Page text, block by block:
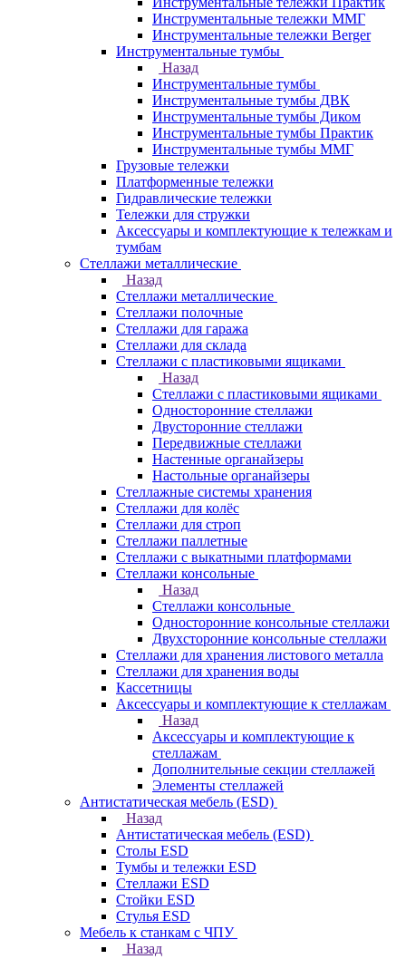
Инструментальные тележки ММГ
Инструментальные тележки Berger
Инструментальные тумбы
Назад
Инструментальные тумбы
Инструментальные тумбы ДВК
Инструментальные тумбы Диком
Инструментальные тумбы Практик
Инструментальные тумбы ММГ
Грузовые тележки
Платформенные тележки
Гидравлические тележки
Тележки для стружки
Аксесcуары и комплектующие к тележкам и
тумбам
Стеллажи металлические
Назад
Стеллажи металлические
Стеллажи полочные
Стеллажи для гаража
Стеллажи для склада
Стеллажи с пластиковыми ящиками
Назад
Стеллажи с пластиковыми ящиками
Односторонние стеллажи
Двусторонние стеллажи
Передвижные стеллажи
Настенные органайзеры
Настольные органайзеры
Стеллажные системы хранения
Стеллажи для колёс
Стеллажи для строп
Стеллажи паллетные
Стеллажи с выкатными платформами
Стеллажи консольные
Назад
Стеллажи консольные
Односторонние консольные стеллажи
Двухсторонние консольные стеллажи
Стеллажи для хранения листового металла
Стеллажи для хранения воды
Кассетницы
Аксесcуары и комплектующие к стеллажам
Назад
Аксесcуары и комплектующие к
стеллажам
Дополнительные секции стеллажей
Элементы стеллажей
Антистатическая мебель (ESD)
Назад
Антистатическая мебель (ESD)
Столы ESD
Тумбы и тележки ESD
Стеллажи ESD
Стойки ESD
Стулья ESD
Мебель к станкам с ЧПУ
Назад